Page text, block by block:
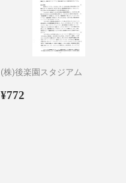
(株)後楽園スタジアム
通
¥772